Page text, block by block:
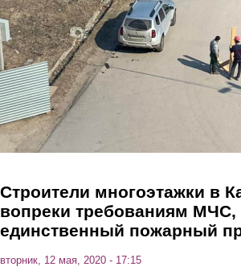
Строители многоэтажки в
вопреки требованиям
единственный пожарный
вторник, 12 мая, 2020 - 17:15